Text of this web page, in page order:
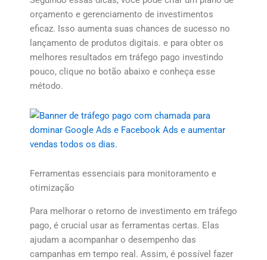
orçamento e gerenciamento de investimentos
eficaz. Isso aumenta suas chances de sucesso no
lançamento de produtos digitais. e para obter os
melhores resultados em tráfego pago investindo
pouco, clique no botão abaixo e conheça esse
método.
Ferramentas essenciais para monitoramento e
otimização
Para melhorar o retorno de investimento em tráfego
pago, é crucial usar as ferramentas certas. Elas
ajudam a acompanhar o desempenho das
campanhas em tempo real. Assim, é possível fazer